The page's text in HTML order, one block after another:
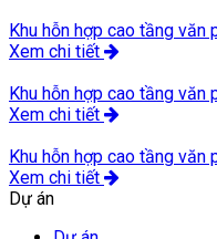
Khu hỗn hợp cao tầng văn
Xem chi tiết
Khu hỗn hợp cao tầng văn
Xem chi tiết
Khu hỗn hợp cao tầng văn
Xem chi tiết
Dự án